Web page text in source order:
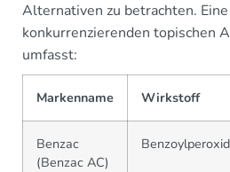
Alternativen zu betrachten.
konkurrenzierenden topischen
umfasst:
Markenname Wirkstoff
Benzac
(Benzac AC)
Benzoylperoxid